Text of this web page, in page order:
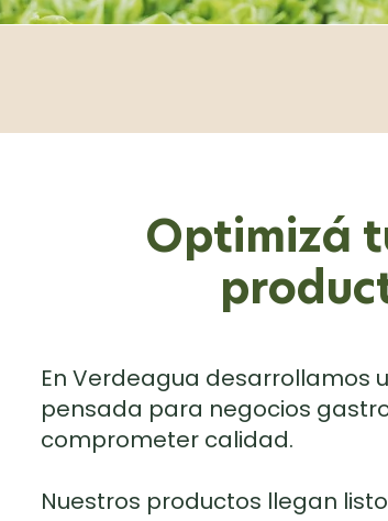
Optimizá
En Verdeagua desarrollamos
pensada para negocios
comprometer calidad.
Nuestros productos llegan